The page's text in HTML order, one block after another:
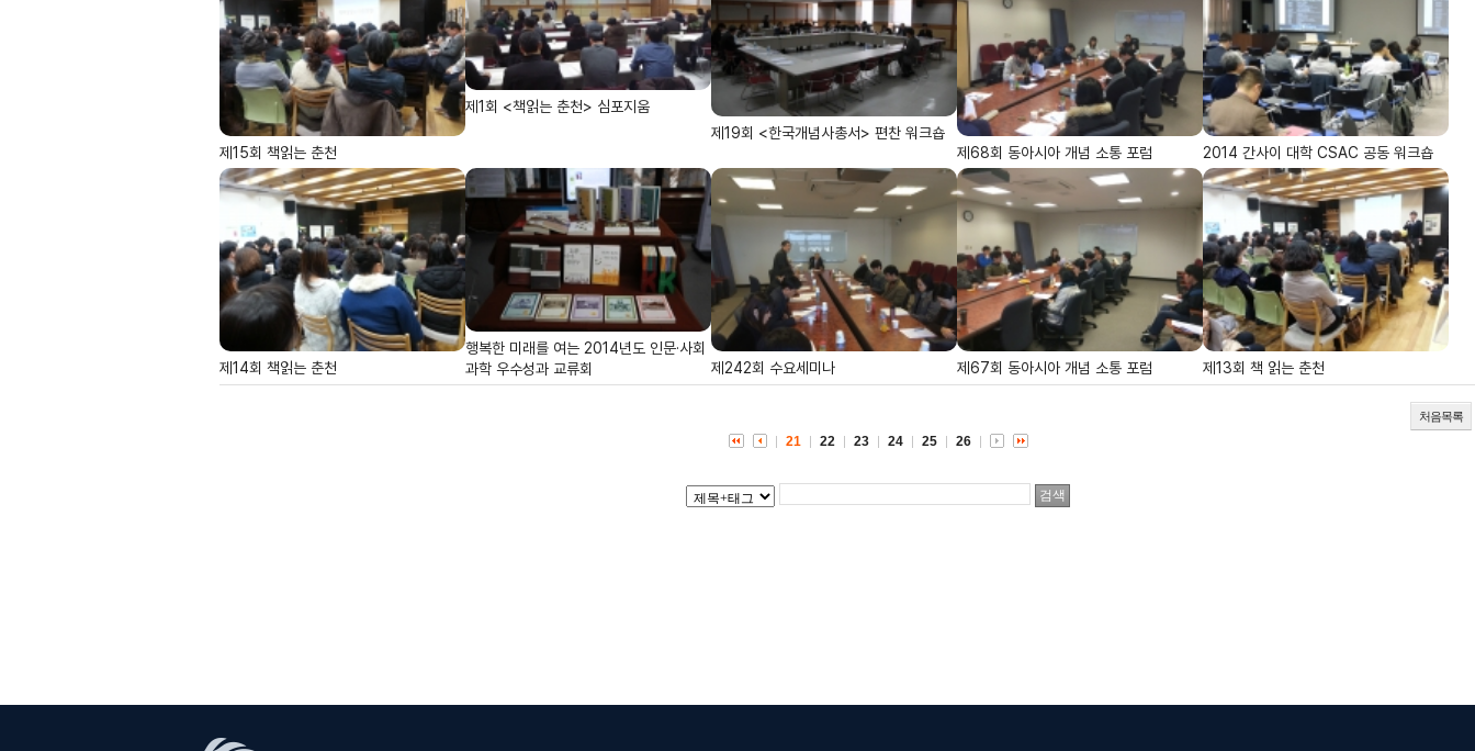
제15회 책읽는 춘천
제1회 <책읽는 춘천> 심포지움
제19회 <한국개념사총서> 편찬 워크숍
제68회 동아시아 개념 소통 포럼
2014 간사이 대학 CSAC 공동 워크숍
제14회 책읽는 춘천
행복한 미래를 여는 2014년도 인문·사회
과학 우수성과 교류회
제242회 수요세미나 제67회 동아시아 개념 소통 포럼 제13회 책 읽는 춘천
처음목록
21 22 23 24 25 26